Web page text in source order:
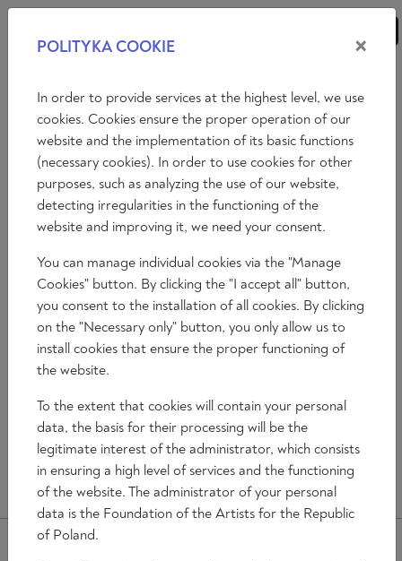
PARTNERN
OFFICIAL
Co-
by the
Polish
National
Foundation
POLITYKA COOKIE ×
In order to provide services at the highest level, we use
cookies. Cookies ensure the proper operation of our
website and the implementation of its basic functions
(necessary cookies). In order to use cookies for other
purposes, such as analyzing the use of our website,
detecting irregularities in the functioning of the
website and improving it, we need your consent.
You can manage individual cookies via the "Manage
Cookies" button. By clicking the "I accept all" button,
you consent to the installation of all cookies. By clicking
on the "Necessary only" button, you only allow us to
install cookies that ensure the proper functioning of
the website.
To the extent that cookies will contain your personal
data, the basis for their processing will be the
legitimate interest of the administrator, which consists
in ensuring a high level of services and the functioning
of the website. The administrator of your personal
data is the Foundation of the Artists for the Republic
of Poland.